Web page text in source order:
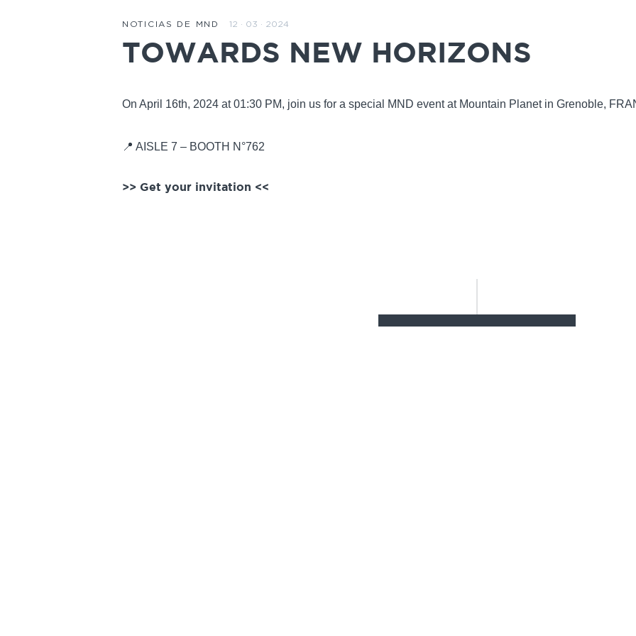
NOTICIAS DE MND 12 · 03 · 2024
TOWARDS NEW HORIZONS
On April 16th, 2024 at 01:30 PM, join us for a special MND event at Mountain Planet in Grenoble,
📍 AISLE 7 – BOOTH N°762
>> Get your invitation <<